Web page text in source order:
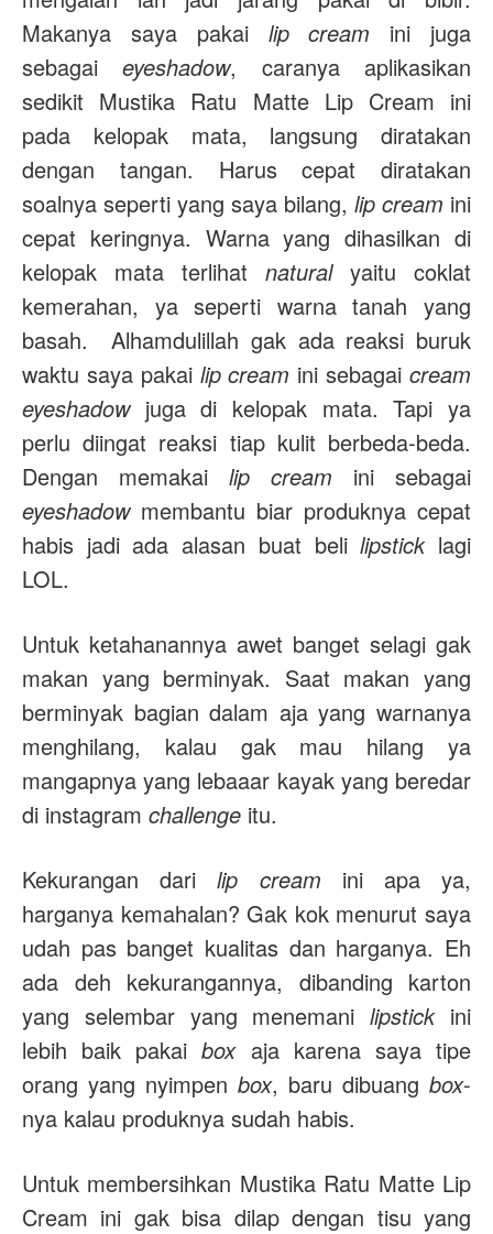
Makanya saya pakai lip cream ini juga
sebagaieyeshadow, caranya aplikasikan
sedikit Mustika Ratu Matte Lip Cream ini
pada kelopak mata, langsung diratakan
dengan tangan. Harus cepat diratakan
soalnya seperti yang saya bilang, lip cream ini
cepat keringnya. Warna yang dihasilkan di
kelopak mata terlihat naturalyaitu coklat
kemerahan, ya seperti warna tanah yang
basah. Alhamdulillah gak ada reaksi buruk
waktu saya pakai lip cream ini sebagaicream
eyeshadowjuga di kelopak mata. Tapi ya
perlu diingat reaksi tiap kulit berbeda-beda.
Dengan memakai lip cream ini sebagai
eyeshadowmembantu biar produknya cepat
habis jadi ada alasan buat belilipsticklagi
LOL.
Untuk ketahanannya awet banget selagi gak
makan yang berminyak. Saat makan yang
berminyak bagian dalam aja yang warnanya
menghilang, kalau gak mau hilang ya
mangapnya yang lebaaar kayak yang beredar
di instagram challenge itu.
Kekurangan darilip cream ini apa ya,
harganya kemahalan? Gak kok menurut saya
udah pas banget kualitas dan harganya. Eh
ada deh kekurangannya, dibanding karton
yang selembar yang menemanilipstickini
lebih baik pakaiboxaja karena saya tipe
orang yang nyimpen box, baru dibuang box-
nya kalau produknya sudah habis.
Untuk membersihkan Mustika Ratu Matte Lip
Cream ini gak bisa dilap dengan tisu yang